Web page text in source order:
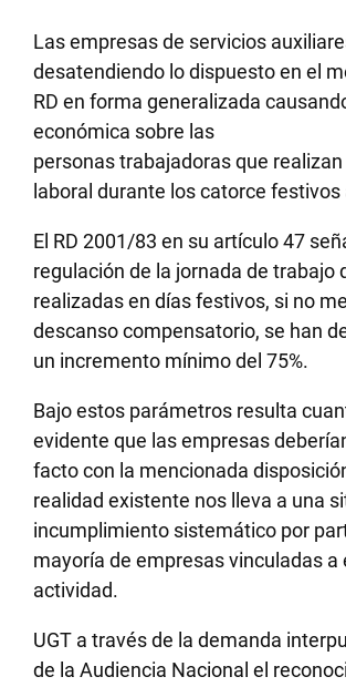
Las empresas de servicios
desatendiendo lo dispuesto en el
RD en forma generalizada
económica sobre las
personas trabajadoras que
laboral durante los catorce festivos
El RD 2001/83 en su artículo 47
regulación de la jornada de trabajo
realizadas en días festivos, si no
descanso compensatorio, se han
un incremento mínimo del 75%.
Bajo estos parámetros resulta
evidente que las empresas
facto con la mencionada
realidad existente nos lleva a una
incumplimiento sistemático por
mayoría de empresas vinculadas a
actividad.
UGT a través de la demanda
de la Audiencia Nacional el